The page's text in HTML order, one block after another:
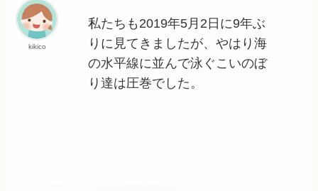
kikico
私たちも2019年5月2日に9年ぶ
りに見てきましたが、やはり海
の水平線に並んで泳ぐこいのぼ
り達は圧巻でした。